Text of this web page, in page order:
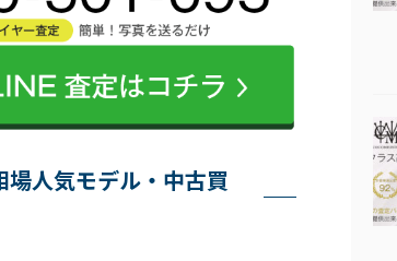
人気モデル・中古買